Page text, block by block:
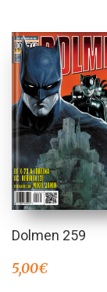
Dolmen 259
5,00€